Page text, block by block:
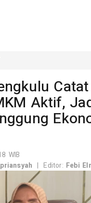
Catat
Aktif,
WIB
| Editor: Febi